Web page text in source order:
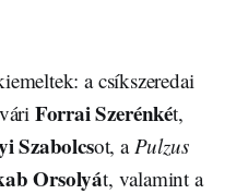
a csíkszeredai
Forrai Szerénkét,
Szabolcsot, a Pulzus
Orsolyát, valamint a